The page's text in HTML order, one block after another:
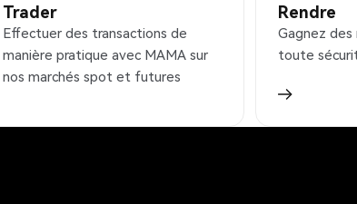
Trader
Effectuer des transactions de
manière pratique avec MAMA sur
nos marchés spot et futures
Rendre
Gagnez des
toute